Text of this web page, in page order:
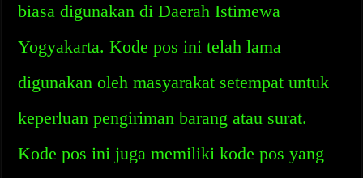
biasa digunakan di Daerah Istimewa
Yogyakarta. Kode pos ini telah lama
digunakan oleh masyarakat setempat untuk
keperluan pengiriman barang atau surat.
Kode pos ini juga memiliki kode pos yang